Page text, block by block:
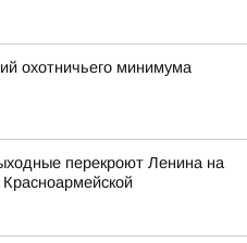
охотничьего минимума
перекроют Ленина на